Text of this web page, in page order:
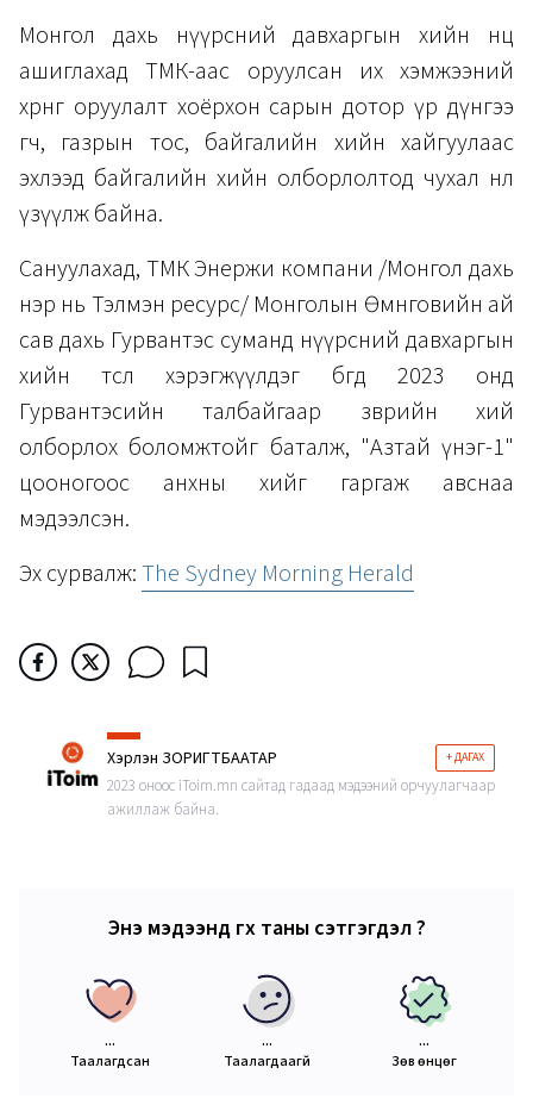
Монгол дахь нүүрсний давхаргын хийн нөөцөө
ашиглахад ТМК-аас оруулсан их хэмжээний
хөрөнгө оруулалт хоёрхон сарын дотор үр дүнгээ
өгч, газрын тос, байгалийн хийн хайгуулаас
эхлээд байгалийн хийн олборлолтод чухал нөлөө
үзүүлж байна.
Сануулахад, ТМК Энержи компани /Монгол дахь
нэр нь Тэлмэн ресурс/ Монголын Өмнөговийн ай
сав дахь Гурвантэс суманд нүүрсний давхаргын
хийн төсөл хэрэгжүүлдэг бөгөөд 2023 онд
Гурвантэсийн талбайгаар зөөврийн хий
олборлох боломжтойг баталж, "Азтай үнэг-1"
цооногоос анхны хийг гаргаж авснаа
мэдээлсэн.
Эх сурвалж:The Sydney Morning Herald
Хэрлэн ЗОРИГТБААТАР + ДАГАХ
2023 оноос iToim.mn сайтад гадаад мэдээний орчуулагчаар
ажиллаж байна.
Энэ мэдээнд өгөх таны сэтгэгдэл ?
...
Таалагдсан
...
Таалагдаагүй
...
Зөв өнцөг